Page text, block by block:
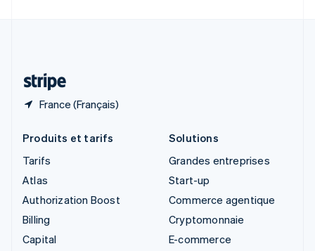
France (Français)
Produits et tarifs
Tarifs
Atlas
Authorization Boost
Billing
Capital
Solutions
Grandes entreprises
Start-up
Commerce agentique
Cryptomonnaie
E-commerce